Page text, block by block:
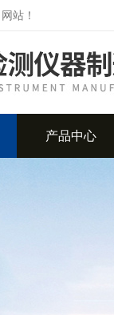
站！
产品中心